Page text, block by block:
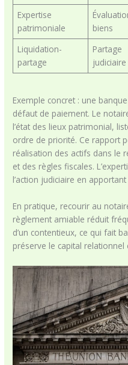
Expertise
patrimoniale
biens
Liquidation-
partage
Partage
judiciaire
Exemple concret : une
défaut de paiement. Le
l’état des lieux patrimonial,
ordre de priorité. Ce rapport
réalisation des actifs dans le
et des règles fiscales.
l’action judiciaire en
En pratique, recourir au
règlement amiable réduit
d’un contentieux, ce qui fait
préserve le capital relationnel